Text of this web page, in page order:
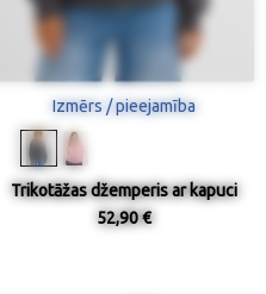
Izmērs / pieejamība
Trikotāžas džemperis ar kapuci
52,90 €